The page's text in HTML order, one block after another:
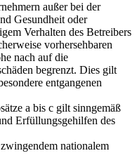
außer bei der
Gesundheit oder
Verhalten des Betreibers
vorhersehbaren
nach auf die
begrenzt. Dies gilt
entgangenen
a bis c gilt sinngemäß
Erfüllungsgehilfen des
nationalem